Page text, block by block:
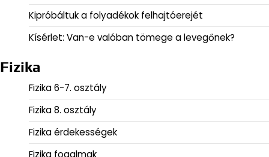
Kipróbáltuk a folyadékok felhajtóerejét
Kísérlet: Van-e valóban tömege a levegőnek?
Fizika
Fizika 6-7. osztály
Fizika 8. osztály
Fizika érdekességek
Fizika fogalmak